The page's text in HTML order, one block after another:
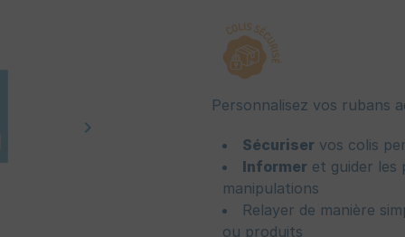
Suivant
keyboard_arrow_right
Personnalisez vos rubans
Sécuriser vos colis
Informer et guider les
manipulations
Relayer de manière
ou produits